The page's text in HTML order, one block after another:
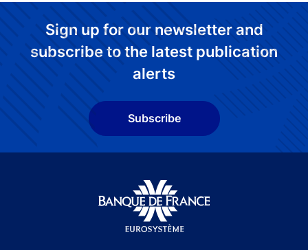
Sign up for our newsletter and
subscribe to the latest publication
alerts
Subscribe